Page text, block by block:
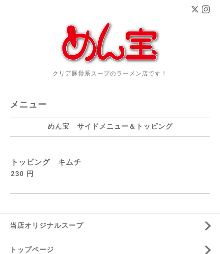
クリア豚骨系スープのラーメン店です！
メニュー
めん宝 サイドメニュー＆トッピング
トッピング キムチ
230 円
当店オリジナルスープ
トップページ